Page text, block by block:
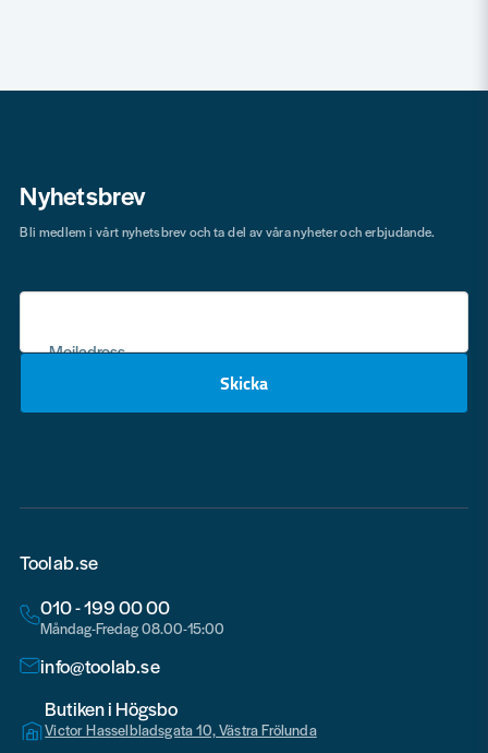
Nyhetsbrev
Mejladress
Skicka
Bli medlem i vårt nyhetsbrev och ta del av våra nyheter och erbjudande.
Toolab.se
010 - 199 00 00
Måndag-Fredag 08.00-15:00
info@toolab.se
Butiken i Högsbo
Victor Hasselbladsgata 10, Västra Frölunda